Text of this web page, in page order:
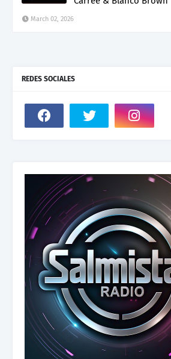
March 02, 2026
REDES SOCIALES